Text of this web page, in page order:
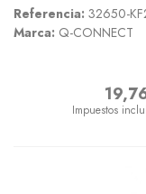
Referencia: 32650-
Marca: Q-CONNECT
Precio
Impuestos